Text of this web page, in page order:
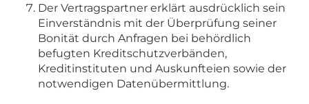
Der Vertragspartner erklärt ausdrücklich sein
Einverständnis mit der Überprüfung seiner
Bonität durch Anfragen bei behördlich
befugten Kreditschutzverbänden,
Kreditinstituten und Auskunfteien sowie der
notwendigen Datenübermittlung.